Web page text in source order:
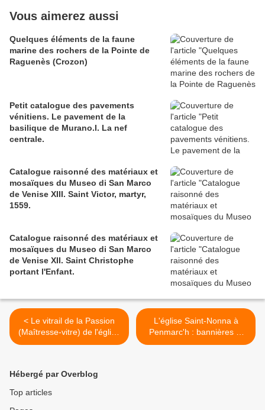
Vous aimerez aussi
Quelques éléments de la faune
marine des rochers de la Pointe de
Raguenès (Crozon)
Petit catalogue des pavements
vénitiens. Le pavement de la
basilique de Murano.I. La nef
centrale.
Catalogue raisonné des matériaux et
mosaïques du Museo di San Marco
de Venise XIII. Saint Victor, martyr,
1559.
Catalogue raisonné des matériaux et
mosaïques du Museo di San Marco
de Venise XII. Saint Christophe
portant l'Enfant.
< Le vitrail de la Passion
(Maîtresse-vitre) de l'église
St-Thurien de Plogonnec
L'église Saint-Nonna à
Penmarc'h : bannières et
statues. >
Hébergé par Overblog
Top articles